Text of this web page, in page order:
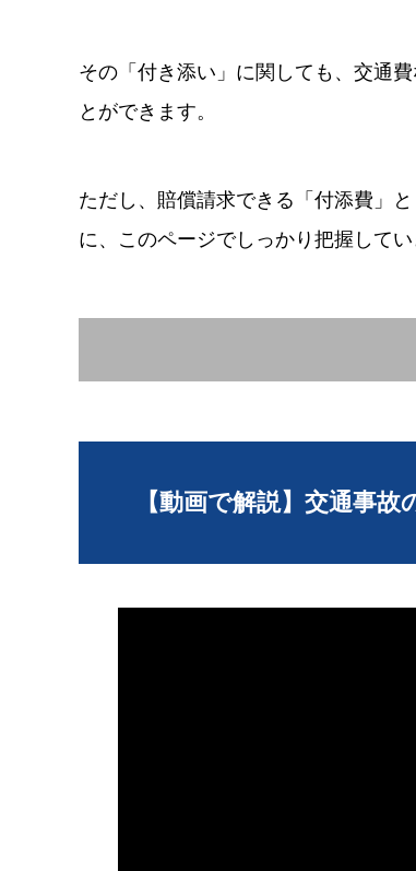
その「付き添い」に関しても、交通
とができます。
ただし、賠償請求できる「付添費」
に、このページでしっかり把握してい
【動画で解説】交通事